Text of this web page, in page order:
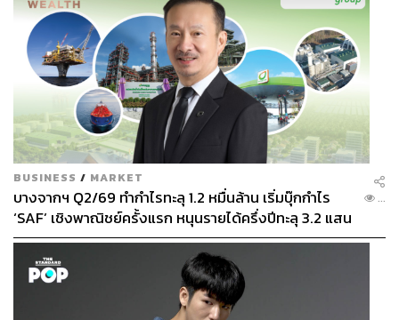
BUSINESS / MARKET
บางจากฯ Q2/69 ทำกำไรทะลุ 1.2 หมื่นล้าน เริ่มบุ๊กกำไร
‘SAF’ เชิงพาณิชย์ครั้งแรก หนุนรายได้ครึ่งปีทะลุ 3.2 แสน
ล้าน
...